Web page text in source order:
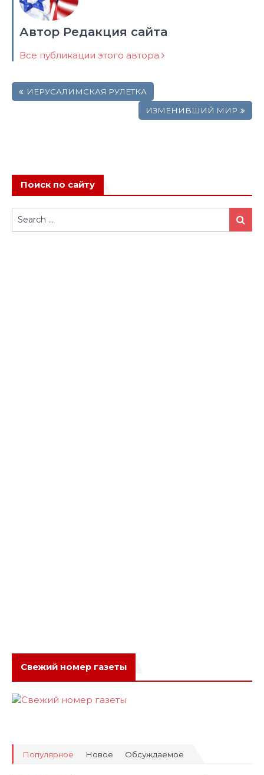
Автор Редакция сайта
Все публикации этого автора
по ИЕРУСАЛИМСКАЯ РУЛЕТКА
ИЗМЕНИВШИЙ МИР
Поиск по сайту
Search
for:
Search
Свежий номер газеты
Популярное Новое Обсуждаемое